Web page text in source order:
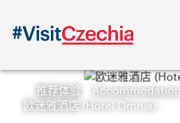
推荐体验 Accommodation
欧迷雅酒店 (Hotel Omnia)